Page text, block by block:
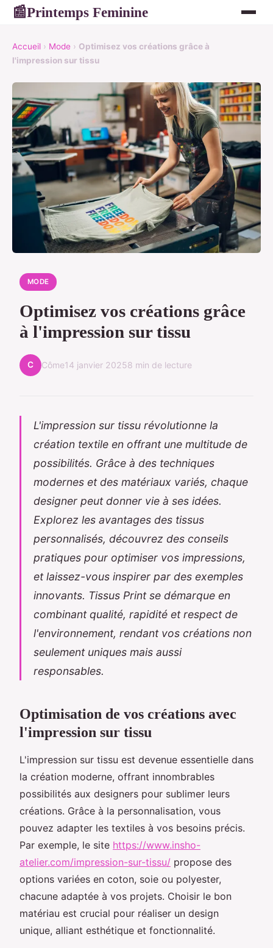
📰Printemps Feminine
Accueil › Mode › Optimisez vos créations grâce à
l'impression sur tissu
MODE
Optimisez vos créations grâce
à l'impression sur tissu
C Côme14 janvier 20258 min de lecture
L'impression sur tissu révolutionne la
création textile en offrant une multitude de
possibilités. Grâce à des techniques
modernes et des matériaux variés, chaque
designer peut donner vie à ses idées.
Explorez les avantages des tissus
personnalisés, découvrez des conseils
pratiques pour optimiser vos impressions,
et laissez-vous inspirer par des exemples
innovants. Tissus Print se démarque en
combinant qualité, rapidité et respect de
l'environnement, rendant vos créations non
seulement uniques mais aussi
responsables.
Optimisation de vos créations avec
l'impression sur tissu
L'impression sur tissu est devenue essentielle dans
la création moderne, offrant innombrables
possibilités aux designers pour sublimer leurs
créations. Grâce à la personnalisation, vous
pouvez adapter les textiles à vos besoins précis.
Par exemple, le site https://www.insho-
atelier.com/impression-sur-tissu/ propose des
options variées en coton, soie ou polyester,
chacune adaptée à vos projets. Choisir le bon
matériau est crucial pour réaliser un design
unique, alliant esthétique et fonctionnalité.